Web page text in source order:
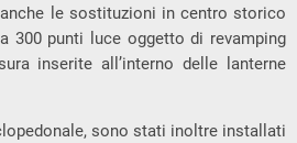
le sostituzioni in centro storico
300 punti luce oggetto di revamping
inserite all’interno delle lanterne
sono stati inoltre installati